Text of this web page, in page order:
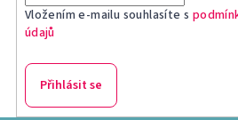
Vložením e-mailu souhlasíte s
údajů
Přihlásit se